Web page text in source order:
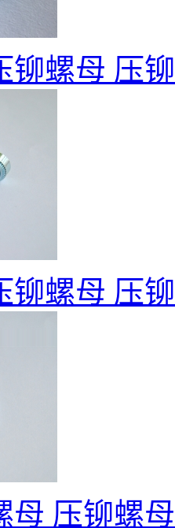
铆螺母 压
铆螺母 压
母 压铆螺母